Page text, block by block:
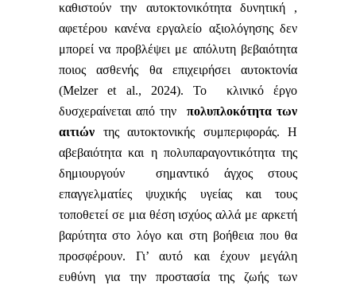
καθιστούν την αυτοκτονικότητα δυνητική ,
αφετέρου κανένα εργαλείο αξιολόγησης δεν
μπορεί να προβλέψει με απόλυτη βεβαιότητα
ποιος ασθενής θα επιχειρήσει αυτοκτονία
(Melzer et al., 2024). Το κλινικό έργο
δυσχεραίνεται από την πολυπλοκότητα των
αιτιών της αυτοκτονικής συμπεριφοράς. Η
αβεβαιότητα και η πολυπαραγοντικότητα της
δημιουργούν σημαντικό άγχος στους
επαγγελματίες ψυχικής υγείας και τους
τοποθετεί σε μια θέση ισχύος αλλά με αρκετή
βαρύτητα στο λόγο και στη βοήθεια που θα
προσφέρουν. Γι’ αυτό και έχουν μεγάλη
ευθύνη για την προστασία της ζωής των